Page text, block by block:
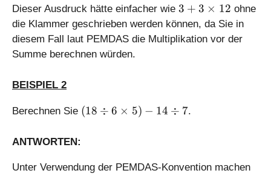
Dieser Ausdruck hätte einfacher wie 3
+
3
2
3 + 3 × 12 ohne
die Klammer geschrieben werden können, da Sie in
diesem Fall laut PEMDAS die Multiplikation vor der
Summe berechnen würden.
BEISPIEL 2
Berechnen Sie (
di
(18 ÷ 6 × 5) − 14 ÷ 7.
ANTWORTEN:
Unter Verwendung der PEMDAS-Konvention machen